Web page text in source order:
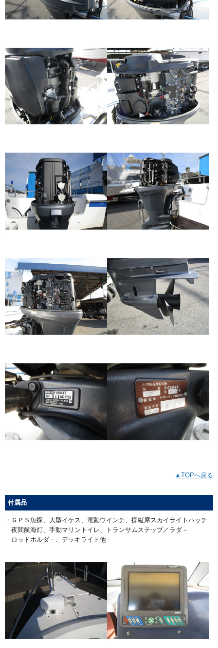
▲TOPへ戻る
付属品
・ＧＰＳ魚探、大型イケス、電動ウインチ、操縦席スカイライトハッチ
夜間航海灯、手動マリントイレ、トランサムステップ／ラダ－
ロッドホルダ－、デッキライト他